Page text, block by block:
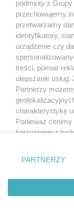
Sinice
podmioty z
przechowujemy
przetwarzamy
identyfikatory,
urządzenie czy
treści, pomiar
ulepszanie
Partnerzy
charakterystykę
Ponieważ
korzystanie z
zmienić/wycofać
znajdujący się w
rodzaje
użytkownika, ale
przetwarzaniu.
PARTNERZY